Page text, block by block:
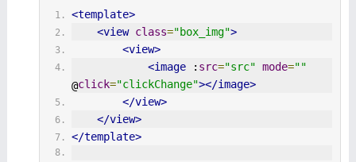
<template>
<view class="box_img">
<view>
<image : src="src" mode=""
@click="clickChange"></image>
</view>
</view>
</template>